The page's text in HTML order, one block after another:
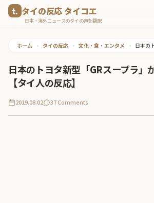
タイの反応 タイコエ
日本・海外ニュースのタイの声を翻訳
ホーム • タイの反応 • 文化・食・エンタメ •
日本のトヨタ新型「GRスープラ」
【タイ人の反応】
2019.08.02 37 Comments